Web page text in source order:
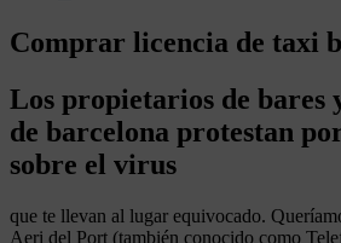
Comprar licencia de taxi
Los propietarios de bares
de barcelona protestan
sobre el virus
que te llevan al lugar equivocado.
Aeri del Port (también conocido como